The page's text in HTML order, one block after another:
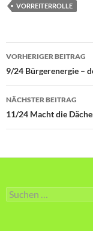
VORREITERROLLE
VORHERIGER BEITRAG
9/24 Bürgerenergie –
NÄCHSTER BEITRAG
11/24 Macht die
Suche
nach: